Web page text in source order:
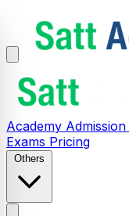
Academy Admission
Exams Pricing
Others